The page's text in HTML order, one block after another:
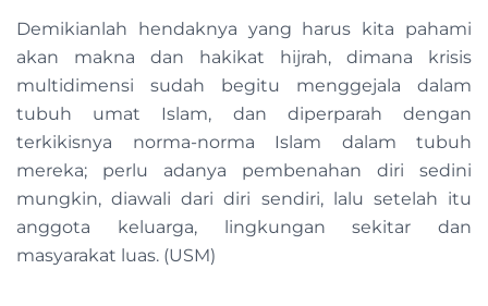
Demikianlah hendaknya yang harus kita pahami
akan makna dan hakikat hijrah, dimana krisis
multidimensi sudah begitu menggejala dalam
tubuh umat Islam, dan diperparah dengan
terkikisnya norma-norma Islam dalam tubuh
mereka; perlu adanya pembenahan diri sedini
mungkin, diawali dari diri sendiri, lalu setelah itu
anggota keluarga, lingkungan sekitar dan
masyarakat luas. (USM)